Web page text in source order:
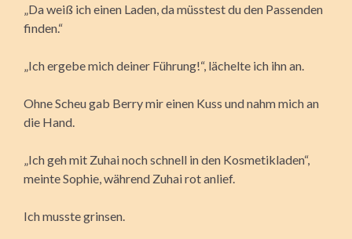
„Da weiß ich einen Laden, da müsstest du den Passenden
finden.“
„Ich ergebe mich deiner Führung!“, lächelte ich ihn an.
Ohne Scheu gab Berry mir einen Kuss und nahm mich an
die Hand.
„Ich geh mit Zuhai noch schnell in den Kosmetikladen“,
meinte Sophie, während Zuhai rot anlief.
Ich musste grinsen.